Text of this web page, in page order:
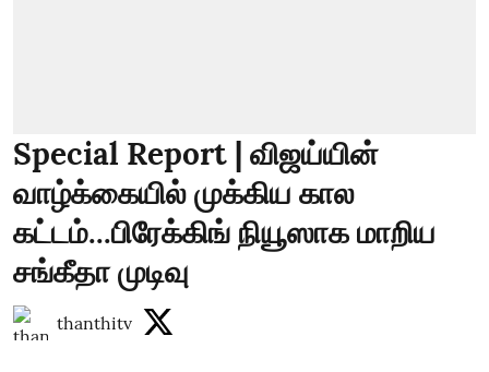
Special Report | விஜய்யின்
வாழ்க்கையில் முக்கிய கால
கட்டம்...பிரேக்கிங் நியூஸாக மாறிய
சங்கீதா முடிவு
thanthitv